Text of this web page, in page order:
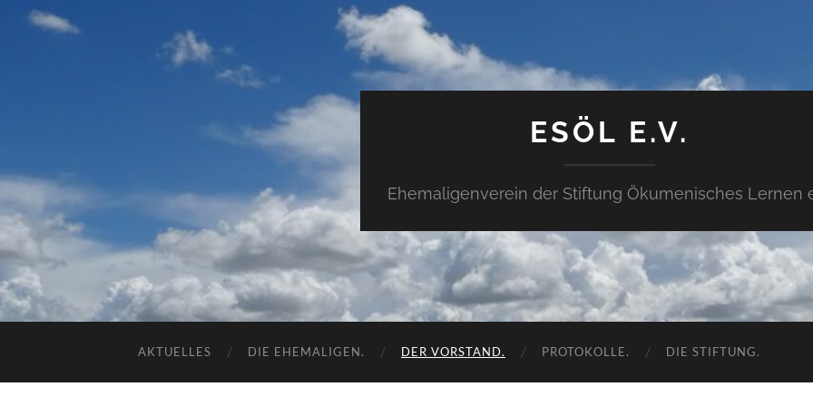
ESÖL E.V.
Ehemaligenverein der Stiftung Ökumenisches Lernen
AKTUELLES DIE EHEMALIGEN. DER VORSTAND. PROTOKOLLE. DIE STIFTUNG.